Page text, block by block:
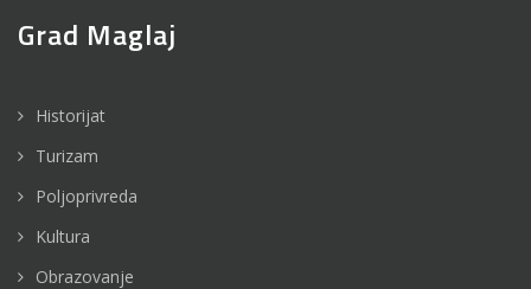
Grad Maglaj
Historijat
Turizam
Poljoprivreda
Kultura
Obrazovanje